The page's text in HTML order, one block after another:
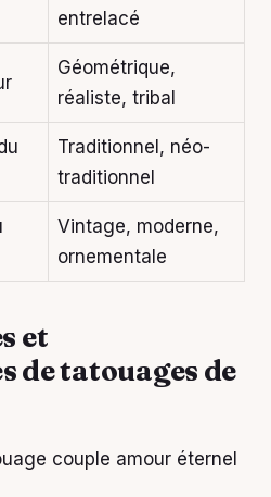
entrelacé
Géométrique,
réaliste, tribal
Traditionnel, néo-
traditionnel
Vintage, moderne,
ornementale
et
de tatouages de